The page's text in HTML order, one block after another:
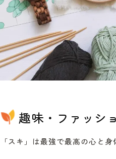
趣味・ファッシ
「スキ」は最強で最高の心と身